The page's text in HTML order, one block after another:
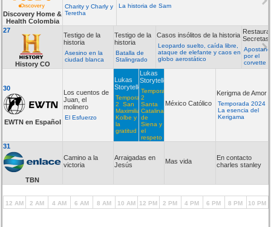
Discovery Home &
Health Colombia
Charity y Charly y
Teretha
La historia de Sam
27
History CO
Testigo de la
historia
Asesino en la
ciudad blanca
Testigo de la
historia
Batalla de
Stalingrado
Casos insólitos de la historia
Leopardo suelto, caída libre,
ataque de elefante y caos en
globo aerostático
Secretas
por el
corvette
30
EWTN en Español
Los cuentos de
Juan, el
molinero
El Esfuerzo
Lukas
Storyteller
Temporada
2 San
Maximiliano
Kolbe y
la
gratitud
Lukas
Storyteller
Temporada
2
Santa
Catalina
de
Siena y
el
respeto
México Católico
Kerigma de Amor
Temporada 2024
La esencia del
Kerigama
31
TBN
Camino a la
victoria
Arraigadas en
Jesús
Mas vida
En contacto
charles stanley
12 AM 2 AM 4 AM 6 AM 8 AM 10 AM 12 PM 2 PM 4 PM 6 PM 8 PM 10 PM